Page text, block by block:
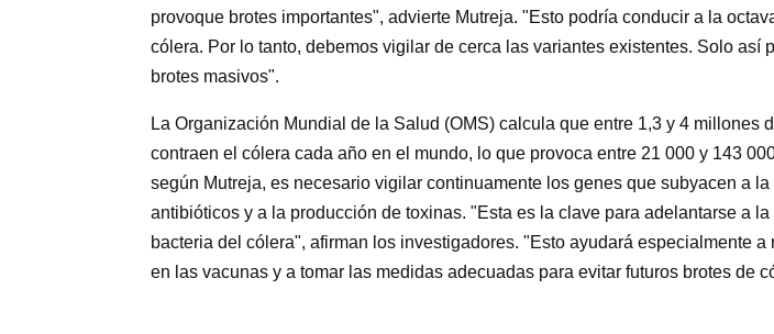
provoque brotes importantes", advierte Mutreja. "Esto podría conducir a la
cólera. Por lo tanto, debemos vigilar de cerca las variantes existentes. Solo así
brotes masivos".
La Organización Mundial de la Salud (OMS) calcula que entre 1,3 y 4 millones
contraen el cólera cada año en el mundo, lo que provoca entre 21 000 y 143
según Mutreja, es necesario vigilar continuamente los genes que subyacen a
antibióticos y a la producción de toxinas. "Esta es la clave para adelantarse a
bacteria del cólera", afirman los investigadores. "Esto ayudará especialmente a
en las vacunas y a tomar las medidas adecuadas para evitar futuros brotes de